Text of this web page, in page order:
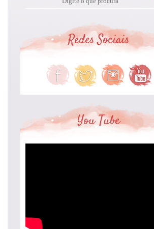
Redes Sociais
You Tube